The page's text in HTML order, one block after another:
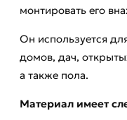
монтировать его
Он используется
домов, дач,
а также пола.
Материал имеет